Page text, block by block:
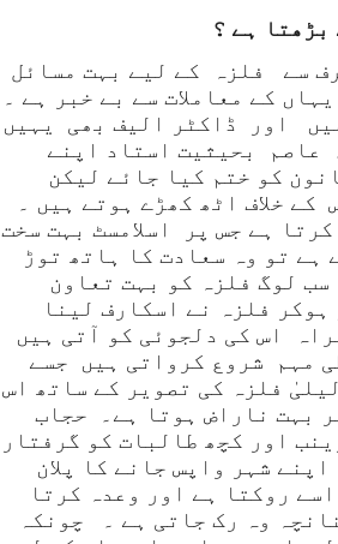
بڑھتا ہے ؟
سے فلزہ کے لیے بہت مسائل
کے معاملات سے بے خبر ہے ۔
اور ڈاکٹر الیف بھی یہیں
عاصم بحیثیت استاد اپنے
کو ختم کیا جائے لیکن
خلاف اٹھ کھڑے ہوتے ہیں ۔
ہے جس پر اسلامسٹ بہت سخت
ہے تو وہ سعادت کا ہاتھ توڑ
لوگ فلزہ کو بہت تعاون
فلزہ نے اسکارف لینا
اس کی دلجوئی کو آتی ہیں
مہم شروع کرواتی ہیں جسے
فلزہ کی تصویر کے ساتھ اس
بہت ناراض ہوتا ہے۔ حجاب
اور کچھ طالبات کو گرفتار
شہر واپس جانے کا پلان
روکتا ہے اور وعدہ کرتا
وہ رک جاتی ہے ۔ چونکہ